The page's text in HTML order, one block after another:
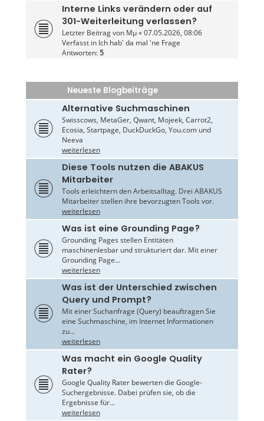
Interne Links verändern oder auf
301-Weiterleitung verlassen?
Letzter Beitrag von Mµ«07.05.2026, 08:06
Verfasst in Ich hab' da mal 'ne Frage
Antworten:5
Neueste Blogbeiträge
Alternative Suchmaschinen
Swisscows, MetaGer, Qwant, Mojeek, Carrot2,
Ecosia, Startpage, DuckDuckGo, You.com und
Neeva
weiterlesen
Diese Tools nutzen die ABAKUS
Mitarbeiter
Tools erleichtern den Arbeitsalltag. Drei ABAKUS
Mitarbeiter stellen ihre bevorzugten Tools vor.
weiterlesen
Was ist eine Grounding Page?
Grounding Pages stellen Entitäten
maschinenlesbar und strukturiert dar. Mit einer
Grounding Page...
weiterlesen
Was ist der Unterschied zwischen
Query und Prompt?
Mit einer Suchanfrage (Query) beauftragen Sie
eine Suchmaschine, im Internet Informationen
zu...
weiterlesen
Was macht ein Google Quality
Rater?
Google Quality Rater bewerten die Google-
Suchergebnisse. Dabei prüfen sie, ob die
Ergebnisse für...
weiterlesen